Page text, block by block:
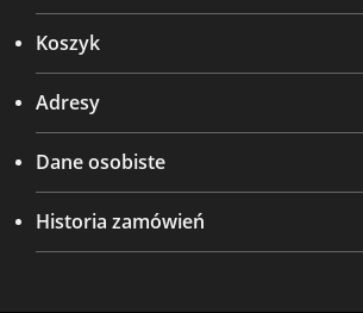
Koszyk
Adresy
Dane osobiste
Historia zamówień